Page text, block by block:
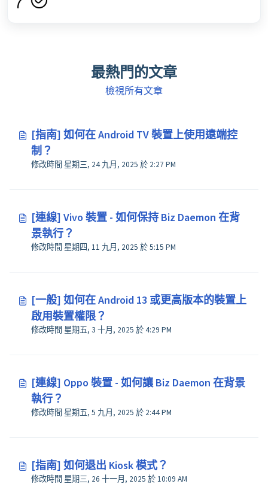
最熱門的文章
檢視所有文章
[指南] 如何在 Android TV 裝置上使用遠端控
制？
修改時間 星期三, 24 九月, 2025 於 2:27 PM
[連線] Vivo 裝置 - 如何保持 Biz Daemon 在背
景執行？
修改時間 星期四, 11 九月, 2025 於 5:15 PM
[一般] 如何在 Android 13 或更高版本的裝置上
啟用裝置權限？
修改時間 星期五, 3 十月, 2025 於 4:29 PM
[連線] Oppo 裝置 - 如何讓 Biz Daemon 在背景
執行？
修改時間 星期五, 5 九月, 2025 於 2:44 PM
[指南] 如何退出 Kiosk 模式？
修改時間 星期三, 26 十一月, 2025 於 10:09 AM